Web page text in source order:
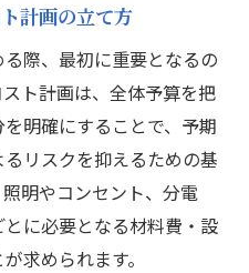
計画の立て方
際、最初に重要となるの
ト計画は、全体予算を把
明確にすることで、予期
リスクを抑えるための基
明やコンセント、分電
に必要となる材料費・設
求められます。